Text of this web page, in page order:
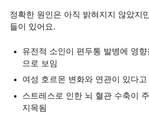
정확한 원인은 아직 밝혀지지 않았지
들이 있어요.
유전적 소인이 편두통 발병에 영
으로 보임
여성 호르몬 변화와 연관이 있다고
스트레스로 인한 뇌 혈관 수축이
지목됨